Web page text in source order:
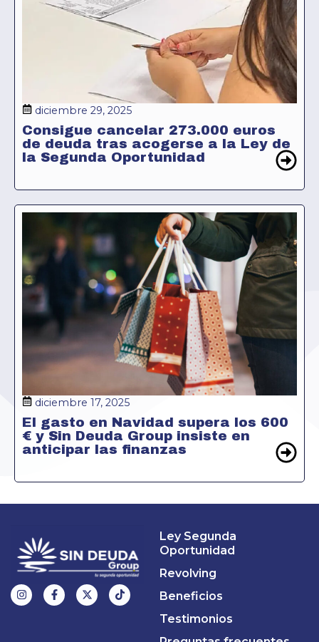
diciembre 29, 2025
Consigue cancelar 273.000 euros
de deuda tras acogerse a la Ley de
la Segunda Oportunidad
diciembre 17, 2025
El gasto en Navidad supera los 600
€ y Sin Deuda Group insiste en
anticipar las finanzas
Ley Segunda
Oportunidad
Revolving
Beneficios
Testimonios